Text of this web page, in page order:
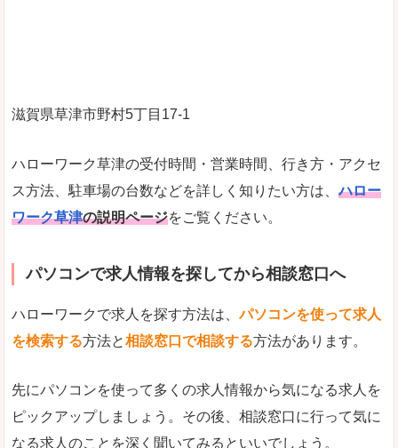
滋賀県草津市野村5丁目17-1
ハローワーク草津の受付時間・営業時間、行き方・アクセ
ス方法、駐車場の台数などを詳しく知りたい方は、ハロー
ワーク草津の説明ページをご覧ください。
パソコンで求人情報を探してから相談窓口へ
ハローワークで求人を探す方法は、パソコンを使って求人
を検索する方法と相談窓口で相談する方法があります。
先にパソコンを使って多くの求人情報から気になる求人を
ピックアップしましょう。その後、相談窓口に行って気に
なる求人のことを深く聞いてみるといいでしょう。